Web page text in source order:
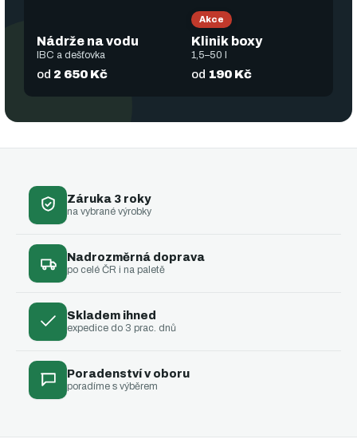
d
o
b
Nádrže na vodu
IBC a dešťovka
od 2 650 Kč
Akce
Klinik boxy
1,5–50 l
od 190 Kč
Záruka 3 roky
na vybrané výrobky
Nadrozměrná doprava
po celé ČR i na paletě
Skladem ihned
expedice do 3 prac. dnů
Poradenství v oboru
poradíme s výběrem